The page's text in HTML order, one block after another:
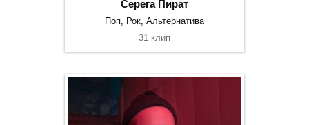
Серега Пират
Поп, Рок, Альтернатива
31 клип